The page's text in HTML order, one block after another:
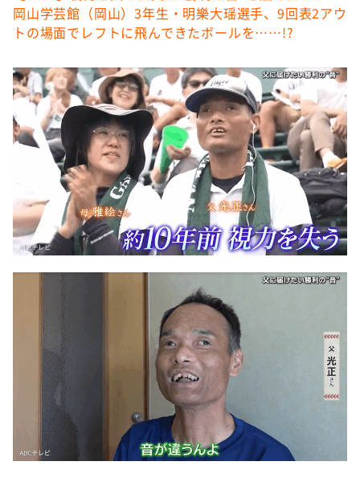
岡山学芸館（岡山）3年生・明樂大瑶選手、9回表2アウ
トの場面でレフトに飛んできたボールを……!?